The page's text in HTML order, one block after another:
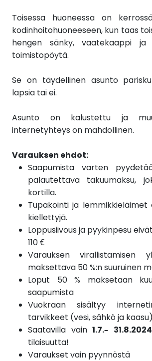
Toisessa huoneessa on
kodinhoitohuoneeseen, kun taas
hengen sänky, vaatekaappi ja
toimistopöytä.
Se on täydellinen asunto
lapsia tai ei.
Asunto on kalustettu ja
internetyhteys on mahdollinen.
Varauksen ehdot:
Saapumista varten
palautettava takuumaksu,
kortilla.
Tupakointi ja
kiellettyjä.
Loppusiivous ja pyykinpesu
110 €
Varauksen virallistamisen
maksettava 50 %:n suuruinen
Loput 50 % maksetaan
saapumista
Vuokraan sisältyy
tarvikkeet (vesi, sähkö ja
Saatavilla vain 1.7.– 31.8.2024
tilaisuutta!
Varaukset vain pyynnöstä